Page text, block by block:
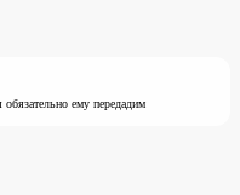
ему передадим